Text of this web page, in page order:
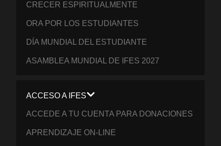
CRECER ESPIRITUALMENTE
ORA POR LOS ESTUDIANTES
DÍA MUNDIAL DEL ESTUDIANTE
ASAMBLEA MUNDIAL DE IFES 2027
ACCESO A IFES
ACCEDE A TU CUENTA PARA DONACIONES
APRENDIZAJE ON-LINE